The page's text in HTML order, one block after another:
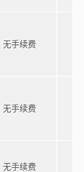
无手续费
无手续费
无手续费